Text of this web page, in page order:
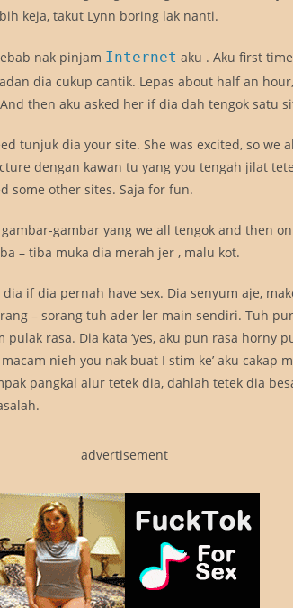
keja, takut Lynn boring lak nanti.
nak pinjam Internet aku . Aku first
dia cukup cantik. Lepas about half an
then aku asked her if dia dah tengok satu
tunjuk dia your site. She was excited, so we
dengan kawan tu yang you tengah jilat
some other sites. Saja for fun.
gambar yang we all tengok and then
– tiba muka dia merah jer , malu kot.
if dia pernah have sex. Dia senyum aje,
– sorang tuh ader ler main sendiri. Tuh
rasa. Dia kata ‘yes, aku pun rasa horny
nieh you nak buat I stim ke’ aku cakap
pangkal alur tetek dia, dahlah tetek dia
advertisement